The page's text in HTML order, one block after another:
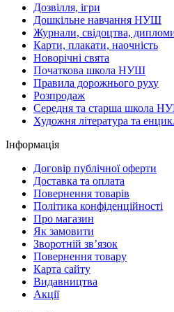
Дозвілля, ігри
Дошкільне навчання НУШ
Журнали, свідоцтва,
Карти, плакати, наочність
Новорічні свята
Початкова школа НУШ
Правила дорожнього руху
Розпродаж
Середня та старша школа
Художня література та
Інформація
Договір публічної оферти
Доставка та оплата
Повернення товарів
Політика конфіденційності
Про магазин
Як замовити
Зворотній зв’язок
Повернення товару
Карта сайту
Видавництва
Акції